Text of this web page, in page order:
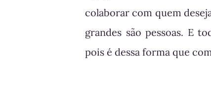
colaborar com quem
grandes são pessoas. E
pois é dessa forma que